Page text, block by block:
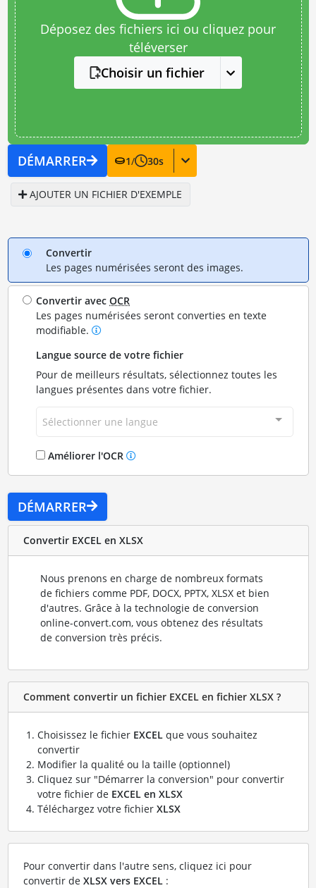
Déposez des fichiers ici ou cliquez pour
téléverser
Choisir un fichier
DÉMARRER 1/ 30s
AJOUTER UN FICHIER D'EXEMPLE
Convertir
Les pages numérisées seront des images.
Convertir avecOCR
Les pages numérisées seront converties en texte
modifiable.
Langue source de votre fichier
Pour de meilleurs résultats, sélectionnez toutes les
langues présentes dans votre fichier.
Sélectionner une langue
Améliorer l'OCR
DÉMARRER
Convertir EXCEL en XLSX
Nous prenons en charge de nombreux formats
de fichiers comme PDF, DOCX, PPTX, XLSX et bien
d'autres. Grâce à la technologie de conversion
online-convert.com, vous obtenez des résultats
de conversion très précis.
Comment convertir un fichier EXCEL en fichier XLSX ?
Choisissez le fichier EXCEL que vous souhaitez
convertir
Modifier la qualité ou la taille (optionnel)
Cliquez sur "Démarrer la conversion" pour convertir
votre fichier de EXCEL en XLSX
Téléchargez votre fichier XLSX
Pour convertir dans l'autre sens, cliquez ici pour
convertir de XLSX vers EXCEL :